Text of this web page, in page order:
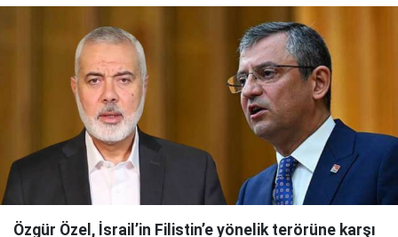
Özgür Özel, İsrail’in Filistin’e yönelik terörüne karşı